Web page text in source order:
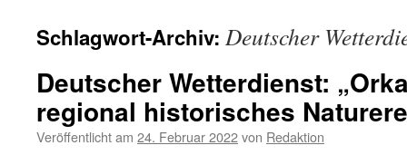
Schlagwort-Archiv: Deutscher
Deutscher Wetterdienst:
regional historisches
Veröffentlicht am 24. Februar 2022von Redaktion